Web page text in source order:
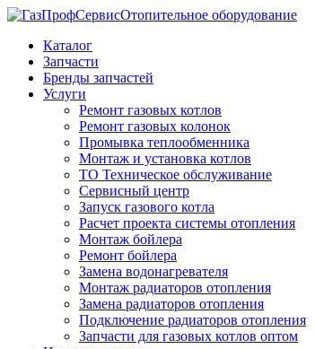
Отопительное оборудование
Каталог
Запчасти
Бренды запчастей
Услуги
Ремонт газовых котлов
Ремонт газовых колонок
Промывка теплообменника
Монтаж и установка котлов
ТО Техническое обслуживание
Сервисный центр
Запуск газового котла
Расчет проекта системы отопления
Монтаж бойлера
Ремонт бойлера
Замена водонагревателя
Монтаж радиаторов отопления
Замена радиаторов отопления
Подключение радиаторов отопления
Запчасти для газовых котлов оптом